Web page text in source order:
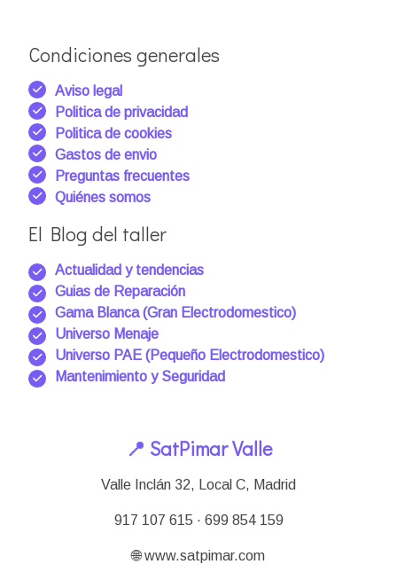
Condiciones generales
Aviso legal
Politica de privacidad
Politica de cookies
Gastos de envio
Preguntas frecuentes
Quiénes somos
El Blog del taller
Actualidad y tendencias
Guias de Reparación
Gama Blanca (Gran Electrodomestico)
Universo Menaje
Universo PAE (Pequeño Electrodomestico)
Mantenimiento y Seguridad
📍 SatPimar Valle
Valle Inclán 32, Local C, Madrid
917 107 615 · 699 854 159
🌐 www.satpimar.com